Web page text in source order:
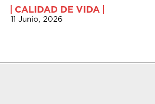
CALIDAD DE VIDA
11 Junio, 2026